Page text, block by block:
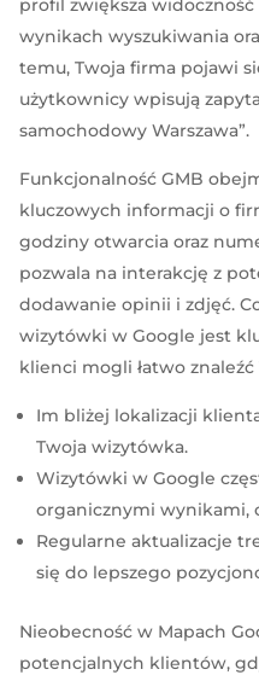
profil zwiększa
wynikach wyszukiwania
temu, Twoja firma pojawi
użytkownicy wpisują
samochodowy Warszawa”.
Funkcjonalność GMB
kluczowych informacji o
godziny otwarcia oraz
pozwala na interakcję z
dodawanie opinii i zdjęć.
wizytówki w Google jest
klienci mogli łatwo
Im bliżej lokalizacji
Twoja wizytówka.
Wizytówki w Google
organicznymi wynikami,
Regularne aktualizacje
się do lepszego
Nieobecność w Mapach
potencjalnych klientów,